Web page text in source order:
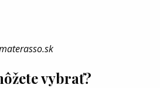
vybrať?